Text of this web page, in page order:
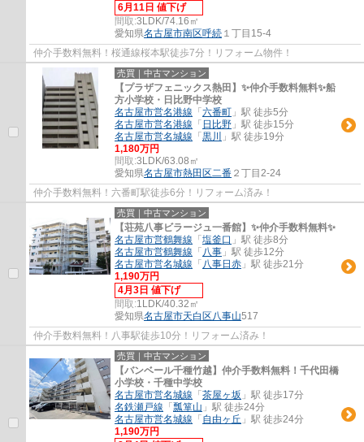
6月11日 値下げ
間取:3LDK/74.16㎡
愛知県名古屋市南区呼続 １丁目15-4
仲介手数料無料！桜通線桜本駅徒歩7分！リフォーム物件！
売買｜中古マンション
【プラザフェニックス熱田】✨️仲介手数料無料✨️船
方小学校・日比野中学校
名古屋市営名港線 「 六番町 」駅 徒歩5分
名古屋市営名港線 「 日比野 」駅 徒歩15分
名古屋市営名城線 「 黒川
」駅 徒歩19分
1,180万円
間取:3LDK/63.08㎡
愛知県名古屋市熱田区二番 ２丁目2-24
仲介手数料無料！六番町駅徒歩6分！リフォーム済み！
売買｜中古マンション
【荘苑八事ビラージュ一番館】✨️仲介手数料無料✨️
名古屋市営鶴舞線 「 塩釜口 」駅 徒歩8分
名古屋市営鶴舞線 「 八事 」駅 徒歩12分
名古屋市営名城線 「 八事日赤 」駅 徒歩21分
1,190万円
4月3日 値下げ
間取:1LDK/40.32㎡
愛知県名古屋市天白区八事山517
仲介手数料無料！八事駅徒歩10分！リフォーム済み！
売買｜中古マンション
【バンベール千種竹越】仲介手数料無料！千代田橋
小学校・千種中学校
名古屋市営名城線 「 茶屋ヶ坂 」駅 徒歩17分
名鉄瀬戸線 「 瓢箪山 」駅 徒歩24分
名古屋市営名城線 「 自由ヶ丘 」駅 徒歩24分
1,190万円